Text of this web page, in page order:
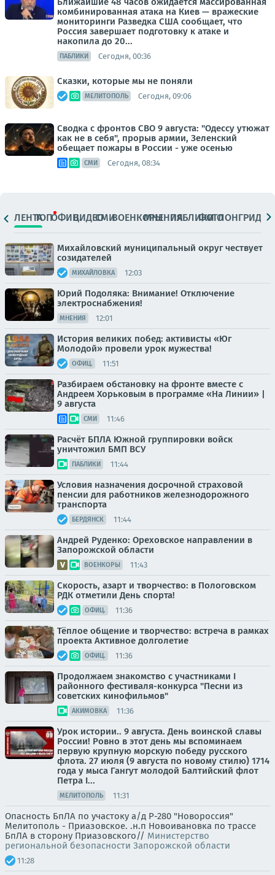
комбинированная атака на Киев — вражеские
мониторинги Разведка США сообщает, что
Россия завершает подготовку к атаке и
накопила до 20...
ПАБЛИКИ Сегодня, 00:36
Сказки, которые мы не поняли
МЕЛИТОПОЛЬ Сегодня, 09:06
Сводка с фронтов СВО 9 августа: "Одессу утюжат
как не в себя", прорыв армии, Зеленский
обещает пожары в России - уже осенью
СМИ Сегодня, 08:34
ЛЕНТАТОПОФИЦ.ВИДЕОСМИВОЕНКОРЫМНЕНИЯПАБЛИКИ
ФОТОЛОНГРИДЫ
Михайловский муниципальный округ чествует
созидателей
МИХАЙЛОВКА 12:03
Юрий Подоляка: Внимание! Отключение
электроснабжения!
МНЕНИЯ 12:01
История великих побед: активисты «Юг
Молодой» провели урок мужества!
ОФИЦ. 11:51
Разбираем обстановку на фронте вместе с
Андреем Хорьковым в программе «На Линии» |
9 августа
СМИ 11:46
Расчёт БПЛА Южной группировки войск
уничтожил БМП ВСУ
ПАБЛИКИ 11:44
Условия назначения досрочной страховой
пенсии для работников железнодорожного
транспорта
БЕРДЯНСК 11:44
Андрей Руденко: Ореховское направлении в
Запорожской области
ВОЕНКОРЫ 11:43
Скорость, азарт и творчество: в Пологовском
РДК отметили День спорта!
ОФИЦ. 11:36
Тёплое общение и творчество: встреча в рамках
проекта Активное долголетие
ОФИЦ. 11:36
Продолжаем знакомство с участниками I
районного фестиваля-конкурса "Песни из
советских кинофильмов"
АКИМОВКА 11:36
Урок истории.. 9 августа. День воинской славы
России! Ровно в этот день мы вспоминаем
первую крупную морскую победу русского
флота. 27 июля (9 августа по новому стилю) 1714
года у мыса Гангут молодой Балтийский флот
Петра I...
МЕЛИТОПОЛЬ 11:31
Опасность БпЛА по участоку а/д Р-280 "Новороссия"
Мелитополь - Приазовское. .н.п Новоивановка по трассе
БпЛА в сторону Приазовского// Министерство
региональной безопасности Запорожской области
11:28